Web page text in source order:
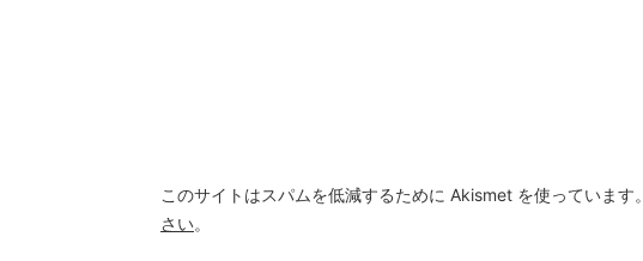
このサイトはスパムを低減するために Akismet を使っています。
さい。